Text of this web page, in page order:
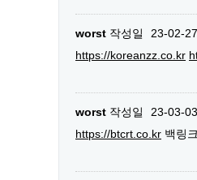
worst 작성일
23-02-
https://koreanzz.co.kr
worst 작성일
23-03-
https://btcrt.co.kr 백링크